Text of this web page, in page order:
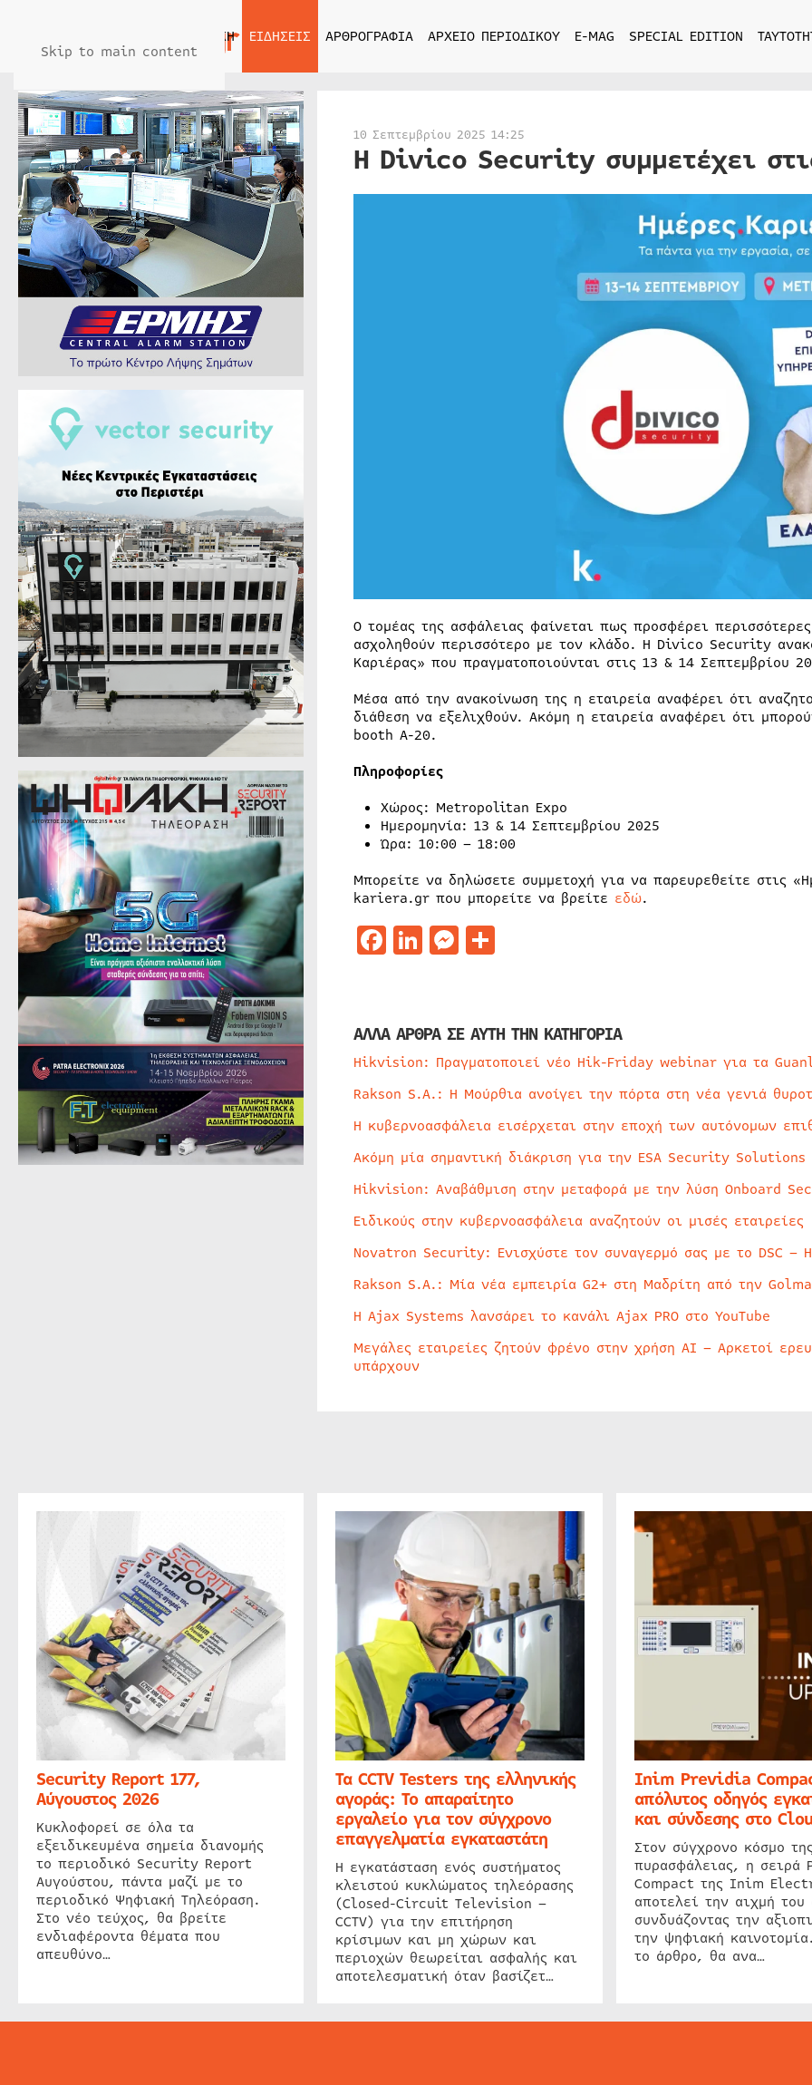
Skip to main content
ΑΡΧΙΚΗ ΕΙΔΗΣΕΙΣ ΑΡΘΡΟΓΡΑΦΙΑ ΑΡΧΕΙΟ ΠΕΡΙΟΔΙΚΟΥ E-MAG SPECIAL EDITION
10 Σεπτεμβρίου 2025 14:25
Η Divico Security συμμετέχει
Ο τομέας της ασφάλειας φαίνεται πως προσφέρει
ασχοληθούν περισσότερο με τον κλάδο. Η Divico Security
Καριέρας» που πραγματοποιούνται στις 13 & 14 Σεπτεμβρίου
Μέσα από την ανακοίνωση της η εταιρεία αναφέρει ότι
διάθεση να εξελιχθούν. Ακόμη η εταιρεία αναφέρει ότι
booth A-20.
Πληροφορίες
Χώρος: Metropolitan Expo
Ημερομηνία: 13 & 14 Σεπτεμβρίου 2025
Ώρα: 10:00 – 18:00
Μπορείτε να δηλώσετε συμμετοχή για να παρευρεθείτε στις
kariera.gr που μπορείτε να βρείτε εδώ.
Facebook
LinkedIn
Messenger
Μοιραστείτε
ΑΛΛΑ ΑΡΘΡΑ ΣΕ ΑΥΤΗ ΤΗΝ ΚΑΤΗΓΟΡΙΑ
Hikvision: Πραγματοποιεί νέο Hik-Friday webinar για τα
Rakson S.A.: Η Μούρθια ανοίγει την πόρτα στη νέα γενιά
Η κυβερνοασφάλεια εισέρχεται στην εποχή των αυτόνομων
Ακόμη μία σημαντική διάκριση για την ESA Security Solutions
Hikvision: Αναβάθμιση στην μεταφορά με την λύση Onboard
Ειδικούς στην κυβερνοασφάλεια αναζητούν οι μισές εταιρείες
Novatron Security: Ενισχύστε τον συναγερμό σας με το DSC –
Rakson S.A.: Μία νέα εμπειρία G2+ στη Μαδρίτη από την
Η Ajax Systems λανσάρει το κανάλι Ajax PRO στο YouTube
Μεγάλες εταιρείες ζητούν φρένο στην χρήση AI – Αρκετοί
υπάρχουν
Security Report 177,
Αύγουστος 2026
Κυκλοφορεί σε όλα τα
εξειδικευμένα σημεία διανομής
το περιοδικό Security Report
Αυγούστου, πάντα μαζί με το
περιοδικό Ψηφιακή Τηλεόραση.
Στο νέο τεύχος, θα βρείτε
ενδιαφέροντα θέματα που
απευθύνο…
Τα CCTV Testers της ελληνικής
αγοράς: Το απαραίτητο
εργαλείο για τον σύγχρονο
επαγγελματία εγκαταστάτη
Η εγκατάσταση ενός συστήματος
κλειστού κυκλώματος τηλεόρασης
(Closed-Circuit Television –
CCTV) για την επιτήρηση
κρίσιμων και μη χώρων και
περιοχών θεωρείται ασφαλής και
αποτελεσματική όταν βασίζετ…
Inim Previdia
απόλυτος οδηγός
και σύνδεσης στο
Στον σύγχρονο κόσμο της
πυρασφάλειας, η σειρά
Compact της Inim
αποτελεί την αιχμή του
συνδυάζοντας την
την ψηφιακή
το άρθρο, θα ανα…